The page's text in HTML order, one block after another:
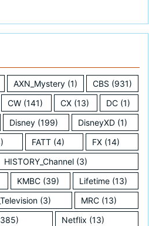
AXN_Mystery(1) CBS (931)
CW (141) CX(13) DC(1)
Disney (199) DisneyXD (1)
FATT(4) FX(14)
HISTORY_Channel(3)
KMBC (39) Lifetime (13)
(3) MRC (13)
Netflix (13)